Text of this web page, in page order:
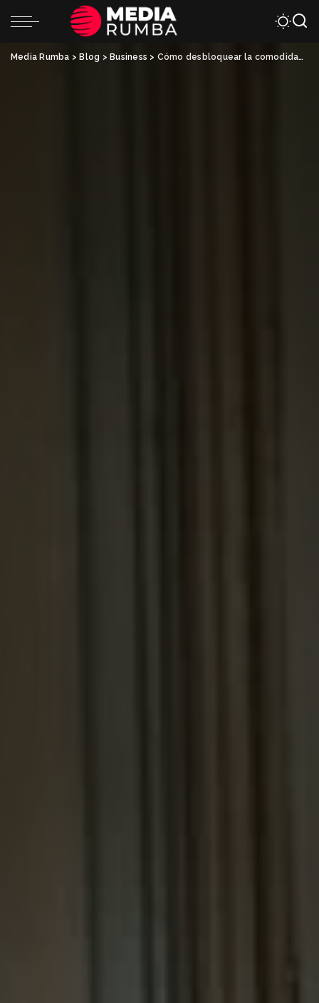
Media Rumba > Blog > Business > Cómo desbloquear la comodidad y la accesibilidad: la guía definitiva sobre sillones elevadores